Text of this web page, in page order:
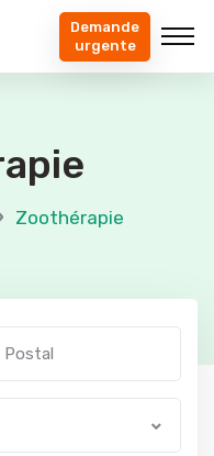
Demande
urgente
Zoothérapie